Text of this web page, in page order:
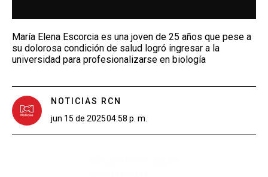
María Elena Escorcia es una joven de 25 años que pese a
su dolorosa condición de salud logró ingresar a la
universidad para profesionalizarse en biología
NOTICIAS RCN
jun 15 de 202504:58 p. m.